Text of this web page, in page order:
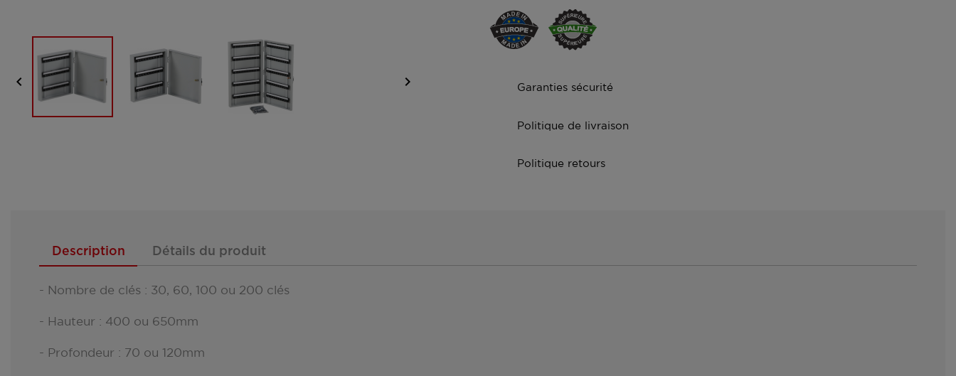
  Garanties sécurité
Politique de livraison
Politique retours
Description Détails du produit
- Nombre de clés : 30, 60, 100 ou 200 clés
- Hauteur : 400 ou 650mm
- Profondeur : 70 ou 120mm